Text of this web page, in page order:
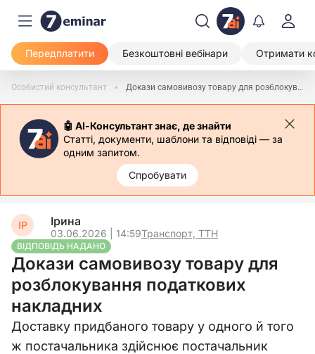
Передплатити Безкоштовні вебінари Отримати
Особистий консультант Докази самовивозу товару для розблокування податкових накладних
🤖 АІ-Консультант знає, де знайти
Статті, документи, шаблони та відповіді — за
одним запитом.
Спробувати
ІР Ірина
03.06.2026 | 14:59Транспорт, ТТН
ВІДПОВІДЬ НАДАНО
Докази самовивозу товару для
розблокування податкових
накладних
Доставку придбаного товару у одного й того
ж постачальника здійснює постачальник